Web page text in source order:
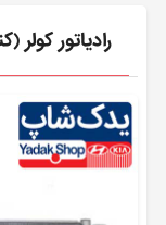
رادیاتور